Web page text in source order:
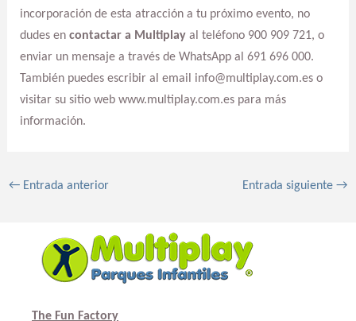
incorporación de esta atracción a tu próximo evento, no
dudes en contactar a Multiplayal teléfono 900 909 721, o
enviar un mensaje a través de WhatsApp al 691 696 000.
También puedes escribir al email info@multiplay.com.es o
visitar su sitio web www.multiplay.com.es para más
información.
←Entrada anterior Entrada siguiente→
The Fun Factory